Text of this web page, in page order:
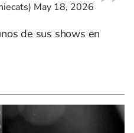
May 18, 2026
de sus shows en